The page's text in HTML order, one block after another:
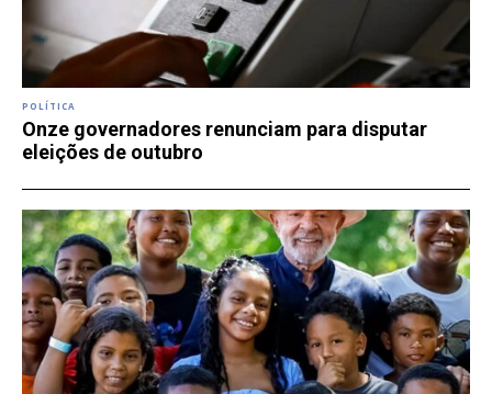
POLÍTICA
Onze governadores renunciam para disputar
eleições de outubro